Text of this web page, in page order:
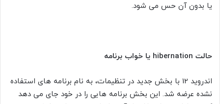
یا بدون آن حس می شود.
حالت hibernation یا خواب برنامه
اندروید 12 با بخش جدید در تنظیمات، به نام برنامه های استفاده
نشده عرضه شد. این بخش برنامه هایی را در خود جای می دهد